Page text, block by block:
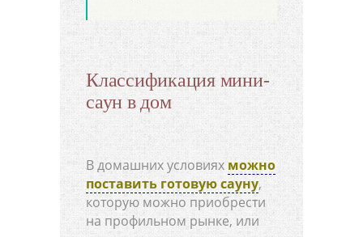
Классификация мини-
саун в дом
В домашних условиях можно
поставить готовую сауну,
которую можно приобрести
на профильном рынке, или